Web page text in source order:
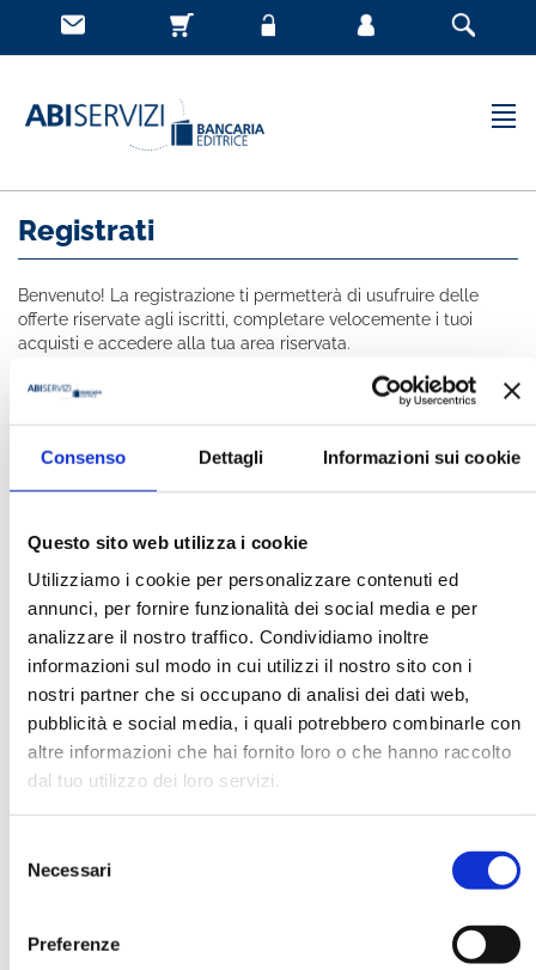
Consenso Dettagli Informazioni sui cookie
Questo sito web utilizza i cookie
Utilizziamo i cookie per personalizzare contenuti ed
annunci, per fornire funzionalità dei social media e per
analizzare il nostro traffico. Condividiamo inoltre
informazioni sul modo in cui utilizzi il nostro sito con i
nostri partner che si occupano di analisi dei dati web,
pubblicità e social media, i quali potrebbero combinarle con
altre informazioni che hai fornito loro o che hanno raccolto
dal tuo utilizzo dei loro servizi.
delNecessari
Preferenze
Registrati
Benvenuto! La registrazione ti permetterà di usufruire delle
offerte riservate agli iscritti, completare velocemente i tuoi
acquisti e accedere alla tua area riservata.
Tutti i campi indicati con * sono obbligatori
DATA DI NASCITA *
E-MAIL *
AZIENDA
FUNZIONE AZIENDALE